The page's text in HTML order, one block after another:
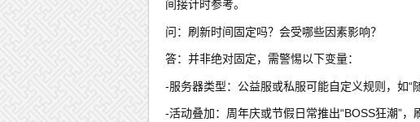
间接计时参考。
问：刷新时间固定吗？会受哪些因素影响？
答：并非绝对固定，需警惕以下变量：
-服务器类型：公益服或私服可能自定义规则，如“
-活动叠加：周年庆或节假日常推出“BOSS狂潮”，